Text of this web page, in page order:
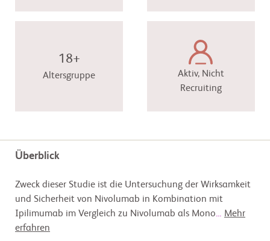
18+
Altersgruppe
Aktiv, Nicht
Recruiting
Überblick
Zweck dieser Studie ist die Untersuchung der Wirksamkeit
und Sicherheit von Nivolumab in Kombination mit
Ipilimumab im Vergleich zu Nivolumab als Mono... Mehr
erfahren